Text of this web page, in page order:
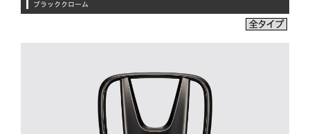
ブラッククローム